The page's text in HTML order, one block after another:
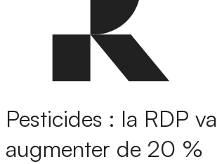
Pesticides : la RDP va
augmenter de 20 %